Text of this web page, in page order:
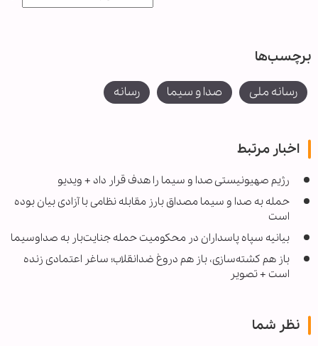
برچسب‌ها
رسانه ملی صدا و سیما رسانه
اخبار مرتبط
رژیم صهیونیستی صدا و سیما را هدف قرار داد + ویدیو
حمله به صدا و سیما مصداق بارز مقابله نظامی با آزادی بیان بوده
است
بیانیه سپاه پاسداران در محکومیت حمله جنایت‌بار به صداوسیما
باز هم کشته‌سازی، باز هم دروغ ضدانقلاب؛ ساغر اعتمادی زنده
است + تصویر
نظر شما